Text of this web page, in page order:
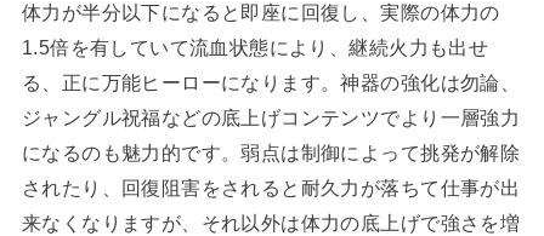
体力が半分以下になると即座に回復し、実際の体力の
1.5倍を有していて流血状態により、継続火力も出せ
る、正に万能ヒーローになります。神器の強化は勿論、
ジャングル祝福などの底上げコンテンツでより一層強力
になるのも魅力的です。弱点は制御によって挑発が解除
されたり、回復阻害をされると耐久力が落ちて仕事が出
来なくなりますが、それ以外は体力の底上げで強さを増